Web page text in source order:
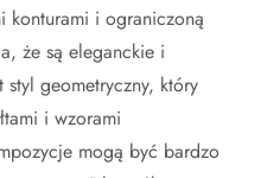
konturami i ograniczoną
że są eleganckie i
styl geometryczny, który
i wzorami
mogą być bardzo